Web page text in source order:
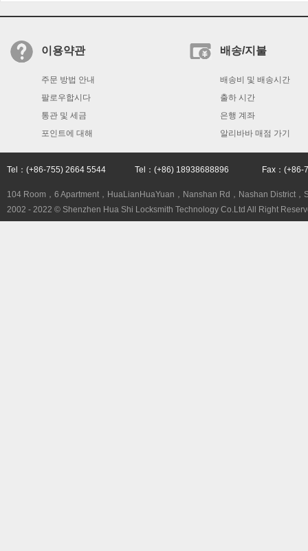
이용약관
주문 방법 안내
팔로우합시다
통관 및 세금
포인트에 대해
배송/지불
배송비 및 배송시간
출하 시간
은행 계좌
알리바바 매점 가기
Tel：(+86-755) 2664 5544 Tel：(+86) 18938688896 Fax：(+86-755)
104 Room，6 Apartment，HuaLianHuaYuan，Nanshan Rd，Nashan District
2002 - 2022 © Shenzhen Hua Shi Locksmith Technology Co.Ltd All Right